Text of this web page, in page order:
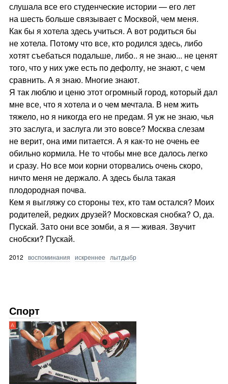
слушала все его студенческие истории — его лет
на шесть больше связывает с Москвой, чем меня.
Как бы я хотела здесь учиться. А вот родиться бы
не хотела. Потому что все, кто родился здесь, либо
хотят съебаться подальше, либо.. я не знаю... не ценят
того, что у них уже есть по дефолту, не знают, с чем
сравнить. А я знаю. Многие знают.
Я так люблю и ценю этот огромный город, который дал
мне все, что я хотела и о чем мечтала. В нем жить
тяжело, но я никогда его не предам. Я уж не знаю, чья
это заслуга, и заслуга ли это вовсе? Москва слезам
не верит, она ими питается. А я как-то не очень ее
обильно кормила. Не то чтобы мне все далось легко
и сразу. Но все мои корни оторвались очень скоро,
ничто меня не держало. А здесь была такая
плодородная почва.
Кем я выгляжу со стороны тех, кто там остался? Моих
родителей, редких друзей? Московская снобка? О, да.
Пускай. Зато они все зомби, а я — живая. Звучит
снобски? Пускай.
2012 воспоминания искреннее лытдыбр
Спорт